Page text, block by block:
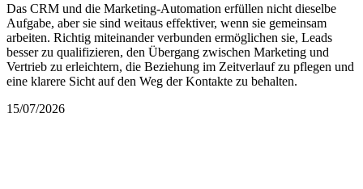
Das CRM und die Marketing-Automation erfüllen nicht dieselbe
Aufgabe, aber sie sind weitaus effektiver, wenn sie gemeinsam
arbeiten. Richtig miteinander verbunden ermöglichen sie, Leads
besser zu qualifizieren, den Übergang zwischen Marketing und
Vertrieb zu erleichtern, die Beziehung im Zeitverlauf zu pflegen und
eine klarere Sicht auf den Weg der Kontakte zu behalten.
15/07/2026